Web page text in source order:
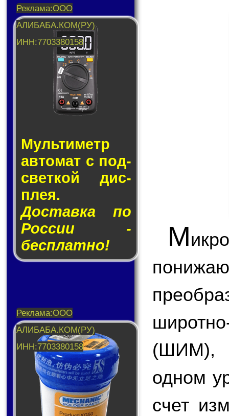
Муль­ти­метр
ав­то­мат с под­
свет­кой дис­
плея.
Доставка по
России -
бесплатно!
М
(ШИМ),
одном
счет